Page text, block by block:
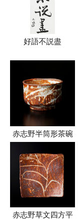
好語不説盡
赤志野半筒形茶碗
赤志野草文四方平